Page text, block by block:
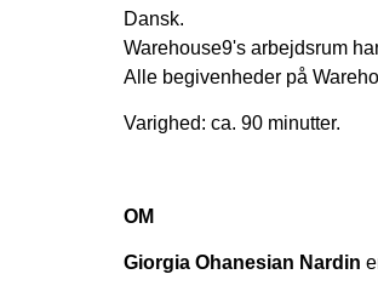
Dansk.
Warehouse9's arbejdsrum
Alle begivenheder på
Varighed: ca. 90 minutter.
OM
Giorgia Ohanesian Nardin